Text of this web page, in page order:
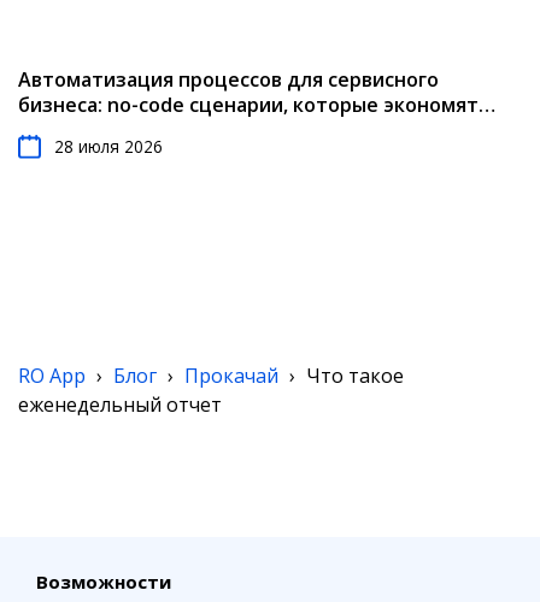
Автоматизация процессов для сервисного
бизнеса: no-code сценарии, которые экономят
время (2026)
28 июля 2026
RO App › Блог › Прокачай › Что такое
еженедельный отчет
Возможности